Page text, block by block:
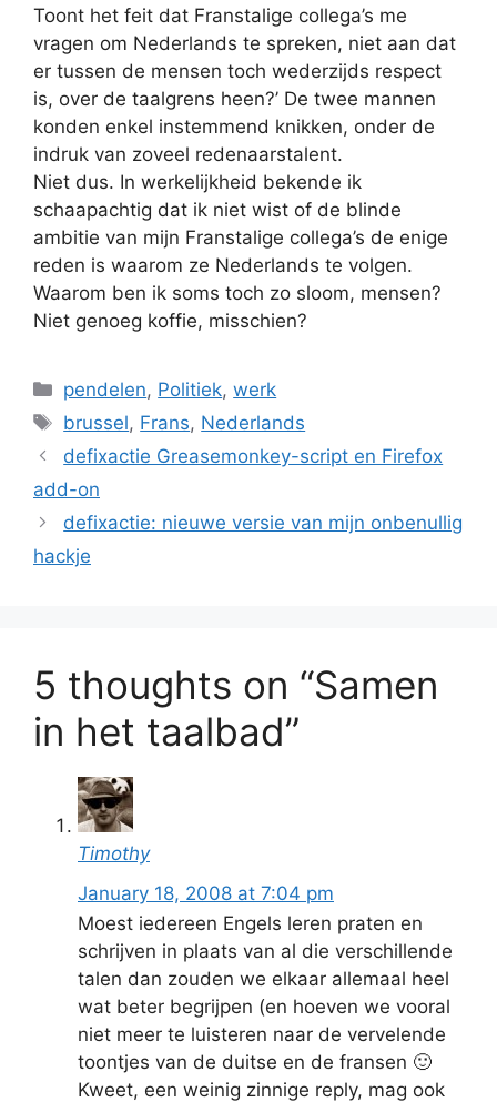
Toont het feit dat Franstalige collega’s me
vragen om Nederlands te spreken, niet aan dat
er tussen de mensen toch wederzijds respect
is, over de taalgrens heen?’ De twee mannen
konden enkel instemmend knikken, onder de
indruk van zoveel redenaarstalent.
Niet dus. In werkelijkheid bekende ik
schaapachtig dat ik niet wist of de blinde
ambitie van mijn Franstalige collega’s de enige
reden is waarom ze Nederlands te volgen.
Waarom ben ik soms toch zo sloom, mensen?
Niet genoeg koffie, misschien?
Categories
pendelen, Politiek,werk
Tags
brussel, Frans, Nederlands
defixactie Greasemonkey-script en Firefox
add-on
defixactie: nieuwe versie van mijn onbenullig
hackje
5 thoughts on “Samen
in het taalbad”
Timothy
January 18, 2008 at 7:04 pm
Moest iedereen Engels leren praten en
schrijven in plaats van al die verschillende
talen dan zouden we elkaar allemaal heel
wat beter begrijpen (en hoeven we vooral
niet meer te luisteren naar de vervelende
toontjes van de duitse en de fransen 🙂
Kweet, een weinig zinnige reply, mag ook